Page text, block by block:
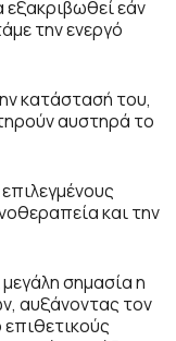
εξακριβωθεί εάν
την ενεργό
κατάστασή του,
αυστηρά το
και την
σημασία η
αυξάνοντας τον